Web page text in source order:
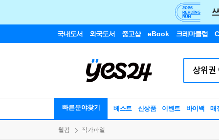
국내도서 외국도서 중고샵 eBook 크레마클럽
빠른분야찾기 베스트 신상품 이벤트 바이백 매
웰컴 작가파일